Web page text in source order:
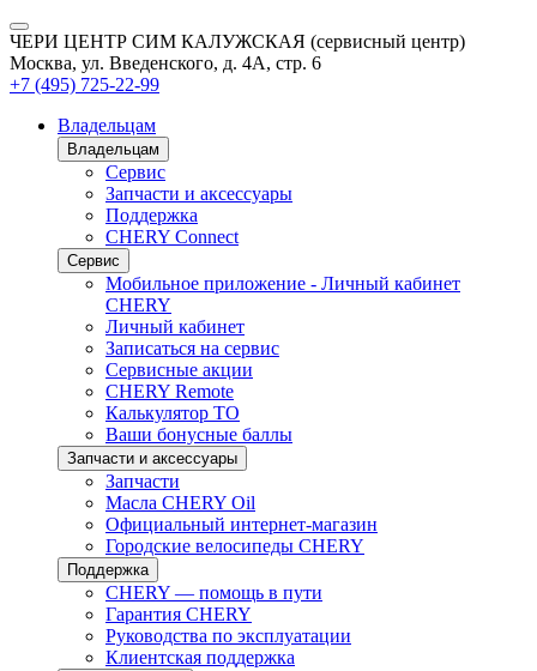
ЧЕРИ ЦЕНТР СИМ КАЛУЖСКАЯ (сервисный центр)
Москва, ул. Введенского, д. 4А, стр. 6
+7 (495) 725-22-99
Владельцам
Владельцам
Сервис
Запчасти и аксессуары
Поддержка
CHERY Connect
Сервис
Мобильное приложение - Личный кабинет
CHERY
Личный кабинет
Записаться на сервис
Сервисные акции
CHERY Remote
Калькулятор ТО
Ваши бонусные баллы
Запчасти и аксессуары
Запчасти
Масла CHERY Oil
Официальный интернет-магазин
Городские велосипеды CHERY
Поддержка
CHERY — помощь в пути
Гарантия CHERY
Руководства по эксплуатации
Клиентская поддержка